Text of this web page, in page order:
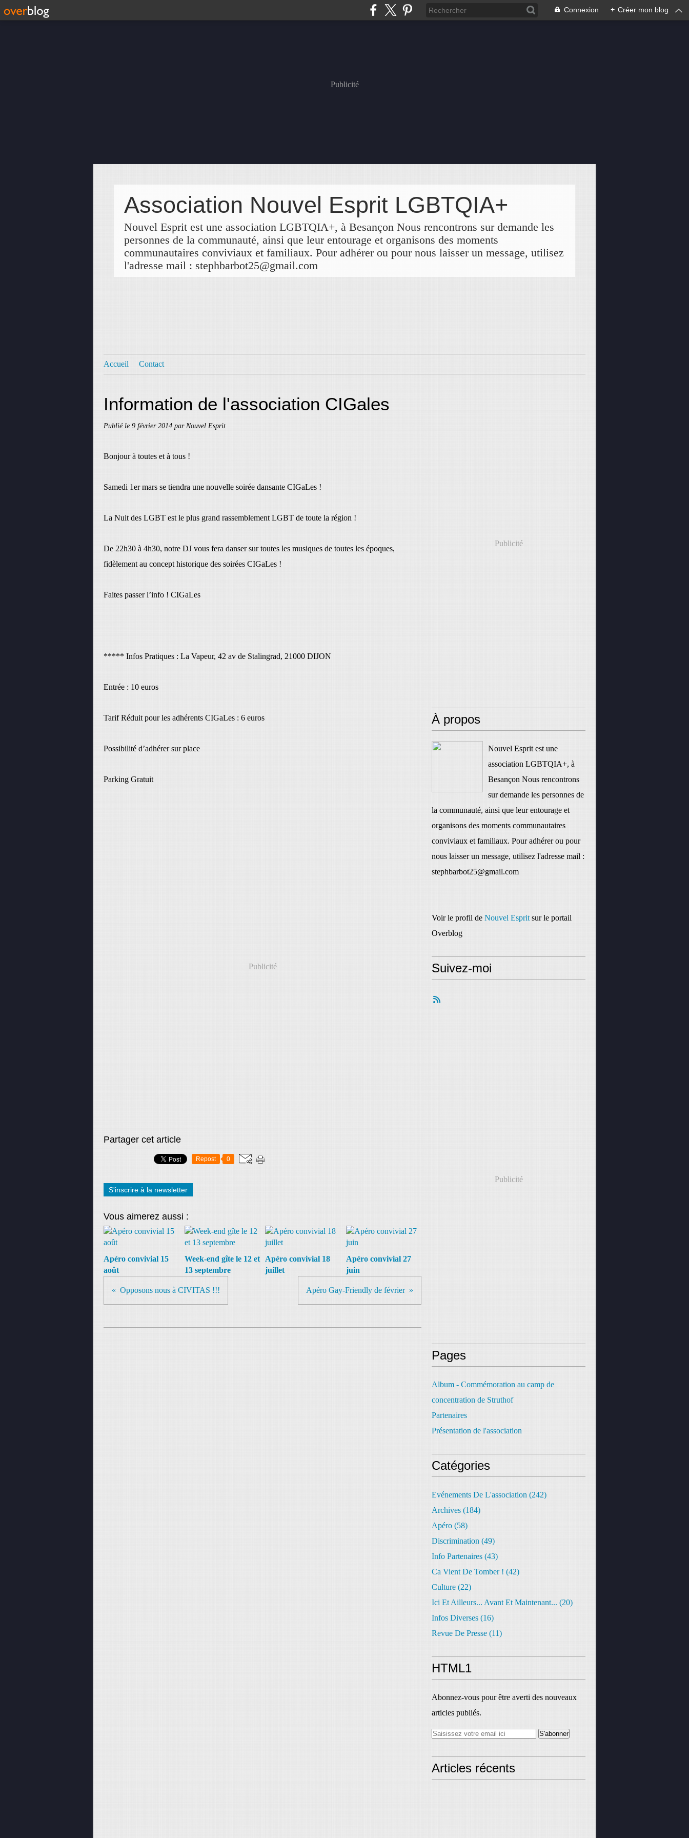
Connexion + Créer mon blog
Publicité
Association Nouvel Esprit LGBTQIA+
Nouvel Esprit est une association LGBTQIA+, à Besançon Nous rencontrons sur demande les
personnes de la communauté, ainsi que leur entourage et organisons des moments
communautaires conviviaux et familiaux. Pour adhérer ou pour nous laisser un message, utilisez
l'adresse mail : stephbarbot25@gmail.com
Accueil Contact
Information de l'association CIGales
Publié le 9 février 2014 par Nouvel Esprit
Bonjour à toutes et à tous !
Samedi 1er mars se tiendra une nouvelle soirée dansante CIGaLes !
La Nuit des LGBT est le plus grand rassemblement LGBT de toute la région !
De 22h30 à 4h30, notre DJ vous fera danser sur toutes les musiques de toutes les époques,
fidèlement au concept historique des soirées CIGaLes !
Faites passer l’info ! CIGaLes
***** Infos Pratiques : La Vapeur, 42 av de Stalingrad, 21000 DIJON
Entrée : 10 euros
Tarif Réduit pour les adhérents CIGaLes : 6 euros
Possibilité d’adhérer sur place
Parking Gratuit
Publicité
Partager cet article
Repost 0
S'inscrire à la newsletter
Vous aimerez aussi :
Apéro convivial 15
août
Week-end gîte le 12 et
13 septembre
Apéro convivial 18
juillet
Apéro convivial 27
juin
Opposons nous à CIVITAS !!! Apéro Gay-Friendly de février
Publicité
À propos
Nouvel Esprit est une
association LGBTQIA+, à
Besançon Nous rencontrons
sur demande les personnes de
la communauté, ainsi que leur entourage et
organisons des moments communautaires
conviviaux et familiaux. Pour adhérer ou pour
nous laisser un message, utilisez l'adresse mail :
stephbarbot25@gmail.com
Voir le profil de Nouvel Esprit sur le portail
Overblog
Suivez-moi
Publicité
Pages
Album - Commémoration au camp de
concentration de Struthof
Partenaires
Présentation de l'association
Catégories
Evénements De L'association (242)
Archives (184)
Apéro (58)
Discrimination (49)
Info Partenaires (43)
Ca Vient De Tomber ! (42)
Culture (22)
Ici Et Ailleurs... Avant Et Maintenant... (20)
Infos Diverses (16)
Revue De Presse (11)
HTML1
Abonnez-vous pour être averti des nouveaux
articles publiés.
Articles récents